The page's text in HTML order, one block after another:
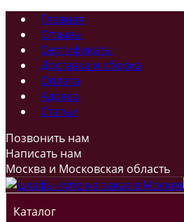
Главная
Отзывы
Сертификаты
Доставка и сборка
Оплата
Адреса
Статьи
Позвонить нам
Написать нам
Москва и Московская область
Каталог